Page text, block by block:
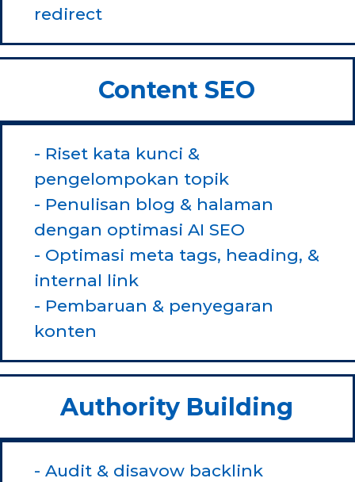
redirect
Content SEO
- Riset kata kunci &
pengelompokan topik
- Penulisan blog & halaman
dengan optimasi AI SEO
- Optimasi meta tags, heading, &
internal link
- Pembaruan & penyegaran
konten
Authority Building
- Audit & disavow backlink